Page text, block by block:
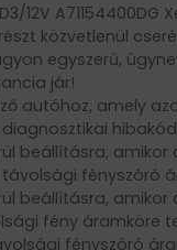
12V
közvetlenül
egyszerű,
jár!
autóhoz, amely
beállításra,
távolsági
beállításra,
fény áramköre
fényszóró